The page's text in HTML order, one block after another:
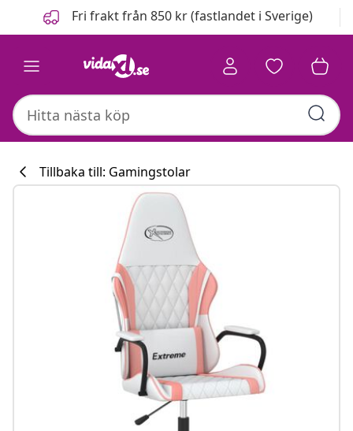
FöregåendeFri frakt från 850 kr (fastlandet i Sverige)
Tillbaka till: Gamingstolar